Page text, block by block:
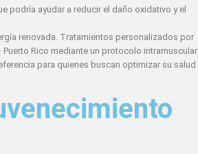
podría ayudar a reducir el daño oxidativo y el
renovada. Tratamientos personalizados por
Rico mediante un protocolo intramuscular
para quienes buscan optimizar su salud